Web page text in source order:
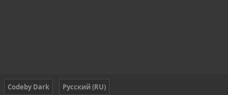
Codeby Dark
Русский (RU)